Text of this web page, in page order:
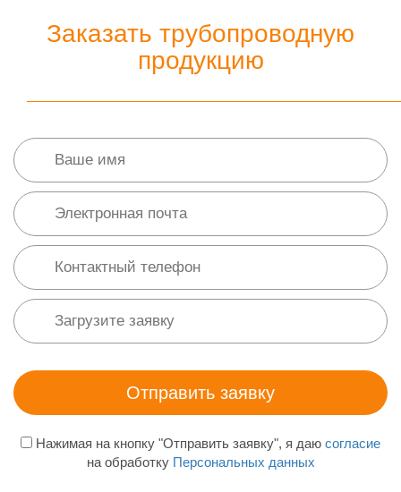
Заказать трубопроводную
продукцию
Нажимая на кнопку "Отправить заявку", я даю согласие
на обработку Персональных данных